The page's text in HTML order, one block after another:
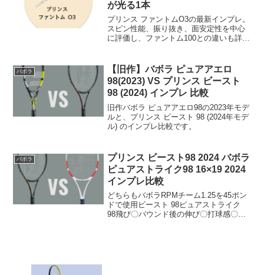
が光る1本
プリンス ファントムO3の最新インプレ。
スピン性能、振り抜き、面安定性を中心
に評価し、ファントム100との違いも詳し
バボラ
【旧作】バボラ ピュアアエロ
98(2023) VS プリンス ビースト
98 (2024) インプレ 比較
旧作バボラ ピュアアエロ98の2023年モデ
ルと、プリンス ビースト 98 (2024年モデ
ル) のインプレ比較です。
バボラ
プリンス ビースト98 2024 バボラ
ピュアストライク98 16×19 2024
インプレ比較
どちらもバボラRPMチーム1.25を45ポン
ドで使用ビースト 98ピュアストライク
98飛び〇バウンド後の伸び〇打球感〇サ